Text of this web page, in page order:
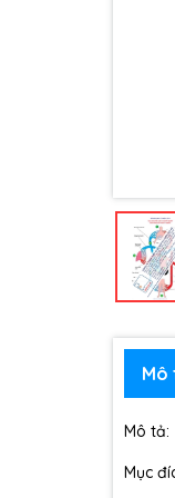
Mô
Mô tả:
Mục